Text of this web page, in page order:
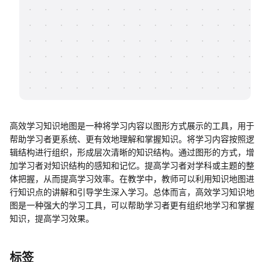
高效学习知识地图是一种将学习内容以图形方式展示的工具，用于
帮助学习者更系统、更有效地理解和掌握知识。将学习内容按照逻
辑结构进行组织，形成层次清晰的知识结构。通过图形的方式，增
加学习者对知识结构的感知和记忆。提高学习者对学科或主题的整
体把握，从而提高学习效率。在教学中，教师可以利用知识地图进
行知识点的讲解和引导学生深入学习。总体而言，高效学习知识地
图是一种强大的学习工具，可以帮助学习者更有组织地学习和掌握
知识，提高学习效果。
标签